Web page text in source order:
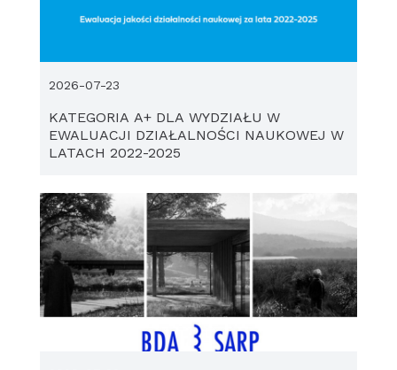
KATEGORIA A+ DLA WYDZIAŁU W
EWALUACJI DZIAŁALNOŚCI NAUKOWEJ W
LATACH 2022-2025
2026-07-23